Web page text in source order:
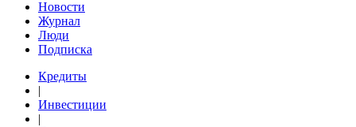
Новости
Журнал
Люди
Подписка
Кредиты
|
Инвестиции
|